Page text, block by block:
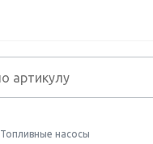
Топливные насосы